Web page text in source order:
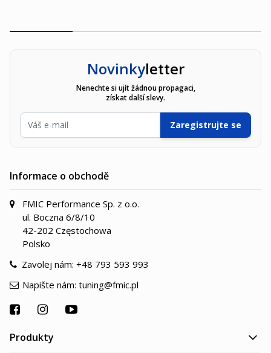
Novinkyletter
Nenechte si ujít žádnou propagaci,
získat další slevy.
E-mailová adresa
Zaregistrujte se
Informace o obchodě
FMIC Performance Sp. z o.o.
ul. Boczna 6/8/10
42-202 Częstochowa
Polsko
Zavolej nám: +48 793 593 993
Napište nám: tuning@fmic.pl
Produkty